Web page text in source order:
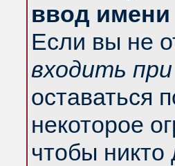
ввод
Если вы не
входить
оставаться
некоторое
чтобы никто